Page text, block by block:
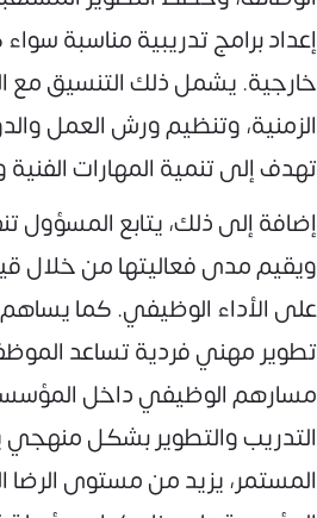
إعداد برامج تدريبية مناسبة
خارجية. يشمل ذلك التنسيق مع
الزمنية، وتنظيم ورش العمل
تهدف إلى تنمية المهارات
إضافة إلى ذلك، يتابع المسؤول
ويقيم مدى فعاليتها من خلال
على الأداء الوظيفي. كما
تطوير مهني فردية تساعد
مسارهم الوظيفي داخل
التدريب والتطوير بشكل منهجي
المستمر، يزيد من مستوى